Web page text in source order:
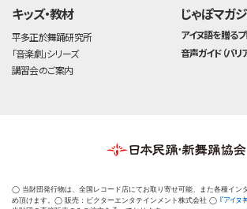
キッズ・教材
平多正於舞踊研究所
「音楽劇」シリーズ
講習会のご案内
じゃぽマガ
アイヌ語を贈る
音声ガイド（バリ
◯ 当財団発行物は、全国レコード店にてお取り寄せ可能、また各種イン
め頂けます。◯ 販売：ビクターエンタテインメント株式会社 ◯ 『アイヌ